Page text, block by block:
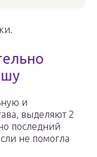
и
выделяют 2
последний
не помогла